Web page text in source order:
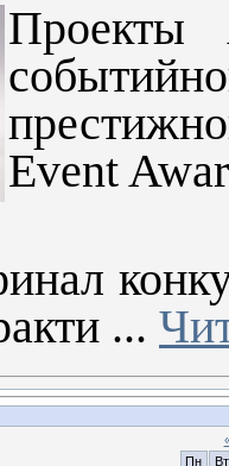
Проекты
Event
...
Пн
Вт